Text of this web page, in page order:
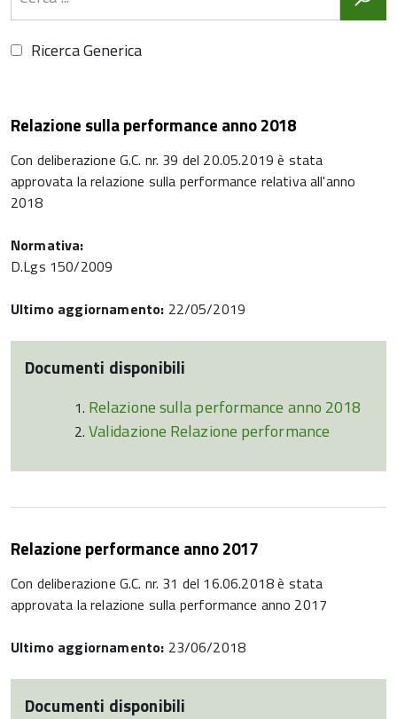
Ricerca Generica
Relazione sulla performance anno 2018
Con deliberazione G.C. nr. 39 del 20.05.2019 è stata
approvata la relazione sulla performance relativa all'anno
2018
Normativa:
D.Lgs 150/2009
Ultimo aggiornamento: 22/05/2019
Documenti disponibili
Relazione sulla performance anno 2018
Validazione Relazione performance
Relazione performance anno 2017
Con deliberazione G.C. nr. 31 del 16.06.2018 è stata
approvata la relazione sulla performance anno 2017
Ultimo aggiornamento: 23/06/2018
Documenti disponibili